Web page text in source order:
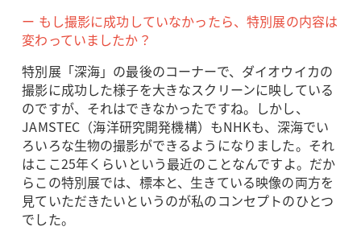
ー もし撮影に成功していなかったら、特別展の内容は
変わっていましたか？
特別展「深海」の最後のコーナーで、ダイオウイカの
撮影に成功した様子を大きなスクリーンに映している
のですが、それはできなかったですね。しかし、
JAMSTEC（海洋研究開発機構）もNHKも、深海でい
ろいろな生物の撮影ができるようになりました。それ
はここ25年くらいという最近のことなんですよ。だか
らこの特別展では、標本と、生きている映像の両方を
見ていただきたいというのが私のコンセプトのひとつ
でした。